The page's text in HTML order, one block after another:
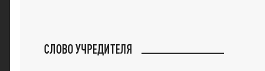
СЛОВО УЧРЕДИТЕЛЯ